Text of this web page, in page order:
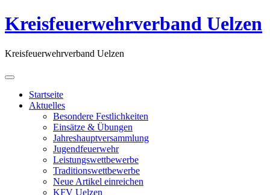
Kreisfeuerwehrverband Uelzen
Kreisfeuerwehrverband Uelzen
Startseite
Aktuelles
Besondere Festlichkeiten
Einsätze & Übungen
Jahreshauptversammlung
Jugendfeuerwehr
Leistungswettbewerbe
Traditionswettbewerbe
Neue Artikel einreichen
KFV Uelzen